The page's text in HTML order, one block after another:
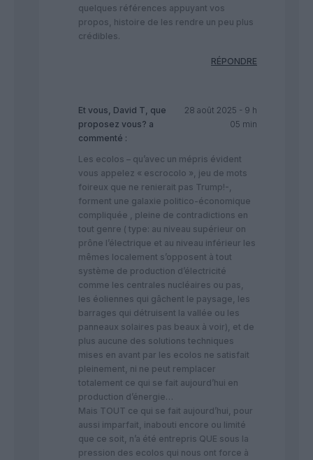
quelques références appuyant vos
propos, histoire de les rendre un peu plus
crédibles.
RÉPONDRE
Et vous, David T, que
proposez vous? a
commenté :
28 août 2025 - 9 h
05 min
Les ecolos – qu’avec un mépris évident
vous appelez « escrocolo », jeu de mots
foireux que ne renierait pas Trump!-,
forment une galaxie politico-économique
compliquée , pleine de contradictions en
tout genre ( type: au niveau supérieur on
prône l’électrique et au niveau inférieur les
mêmes localement s’opposent à tout
système de production d’électricité
comme les centrales nucléaires ou pas,
les éoliennes qui gâchent le paysage, les
barrages qui détruisent la vallée ou les
panneaux solaires pas beaux à voir), et de
plus aucune des solutions techniques
mises en avant par les ecolos ne satisfait
pleinement, ni ne peut remplacer
totalement ce qui se fait aujourd’hui en
production d’énergie…
Mais TOUT ce qui se fait aujourd’hui, pour
aussi imparfait, inabouti encore ou limité
que ce soit, n’a été entrepris QUE sous la
pression des ecolos qui nous ont force à